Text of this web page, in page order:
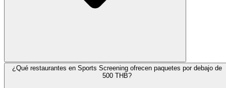
¿Qué restaurantes en Sports Screening ofrecen paquetes por debajo de
500 THB?